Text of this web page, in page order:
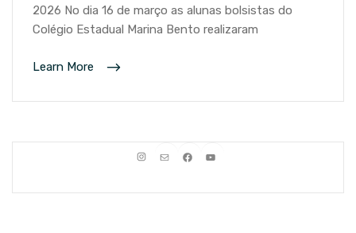
2026 No dia 16 de março as alunas bolsistas do
Colégio Estadual Marina Bento realizaram
Learn More